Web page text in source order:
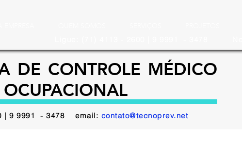
DE CONTROLE MÉDICO
| 9 9991 - 3478 email: contato@tecnoprev.net